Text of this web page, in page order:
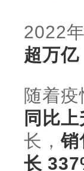
2022
超万
随着疫
同比
长，销
长